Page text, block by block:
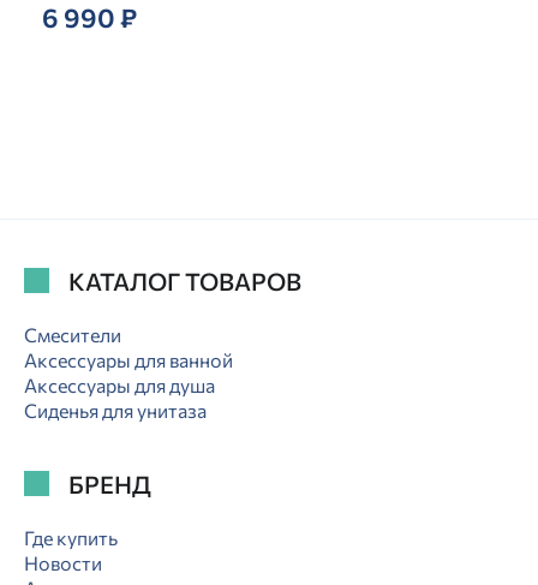
6 990 ₽
КАТАЛОГ ТОВАРОВ
Смесители
Аксессуары для ванной
Аксессуары для душа
Сиденья для унитаза
БРЕНД
Где купить
Новости